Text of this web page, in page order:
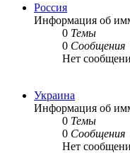
Россия
Информация об
0 Темы
0 Сообщения
Нет
Украина
Информация об
0 Темы
0 Сообщения
Нет